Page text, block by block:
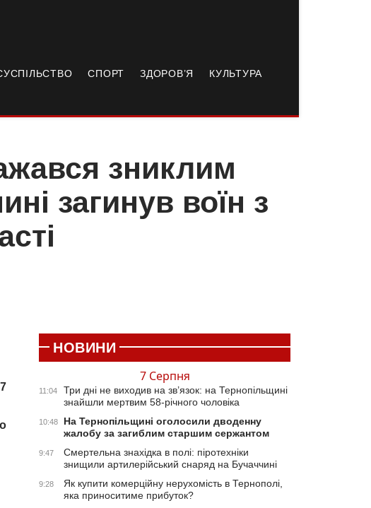
СПОРТ ЗДОРОВ’Я КУЛЬТУРА
зниклим
загинув воїн з
НОВИНИ
7 Серпня
11:04
Три дні не виходив на зв’язок: на Тернопільщині
знайшли мертвим 58-річного чоловіка
10:48
На Тернопільщині оголосили дводенну
жалобу за загиблим старшим сержантом
9:47
Смертельна знахідка в полі: піротехніки
знищили артилерійський снаряд на Бучаччині
9:28
Як купити комерційну нерухомість в Тернополі,
яка приноситиме прибуток?